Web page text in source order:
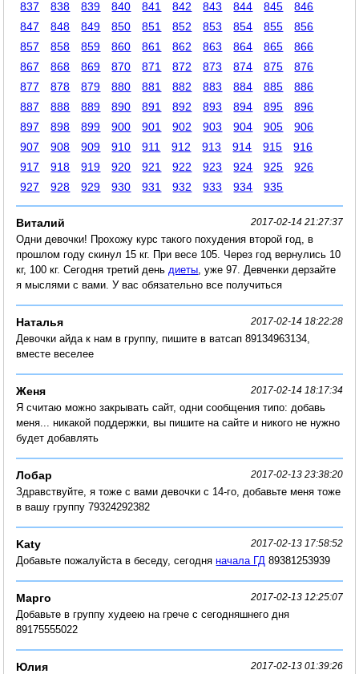
837
838 839 840 841 842 843 844 845
846
847
848 849 850 851 852 853 854 855
856
857
858 859 860 861 862 863 864 865
866
867
868 869 870 871 872 873 874 875
876
877
878 879 880 881 882 883 884 885
886
887
888 889 890 891 892 893 894 895
896
897
898 899 900 901 902 903 904 905
906
907
908 909 910 911 912 913 914 915
916
917
918 919 920 921 922 923 924 925
926
927
928 929 930 931 932 933 934 935
Виталий 2017-02-14 21:27:37
Одни девочки! Прохожу курс такого похудения второй год, в
прошлом году скинул 15 кг. При весе 105. Через год вернулись 10
кг, 100 кг. Сегодня третий день диеты , уже 97. Девченки дерзайте
я мыслями с вами. У вас обязательно все получиться
Наталья 2017-02-14 18:22:28
Девочки айда к нам в группу, пишите в ватсап 89134963134,
вместе веселее
Женя 2017-02-14 18:17:34
Я считаю можно закрывать сайт, одни сообщения типо: добавь
меня... никакой поддержки, вы пишите на сайте и никого не нужно
будет добавлять
Лобар 2017-02-13 23:38:20
Здравствуйте, я тоже с вами девочки с 14-го, добавьте меня тоже
в вашу группу 79324292382
Katy 2017-02-13 17:58:52
Добавьте пожалуйста в беседу, сегодняначала ГД 89381253939
Марго 2017-02-13 12:25:07
Добавьте в группу худеею на грече с сегодняшнего дня
89175555022
Юлия 2017-02-13 01:39:26